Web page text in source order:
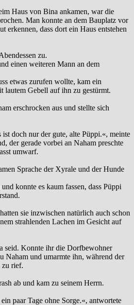
Haus von Bina ankamen, war die
Man konnte an dem Bauplatz vor
erkennen, dass dort ein Haus entstehen
zu.
einen weiteren Mann an dem
etwas zurufen wollte, kam ein
lautem Gebell auf ihn zu gestürmt.
erschrocken aus und stellte sich
doch nur der gute, alte Püppi.«, meinte
der gerade vorbei an Naham preschte
umwarf.
Sprache der Xyrale und der Hunde
konnte es kaum fassen, dass Püppi
sie inzwischen natürlich auch schon
strahlenden Lachen im Gesicht auf
seid. Konnte ihr die Dorfbewohner
Naham und umarmte ihn, während der
zu rief.
ab und kam zu seinem Herrn.
paar Tage ohne Sorge.«, antwortete